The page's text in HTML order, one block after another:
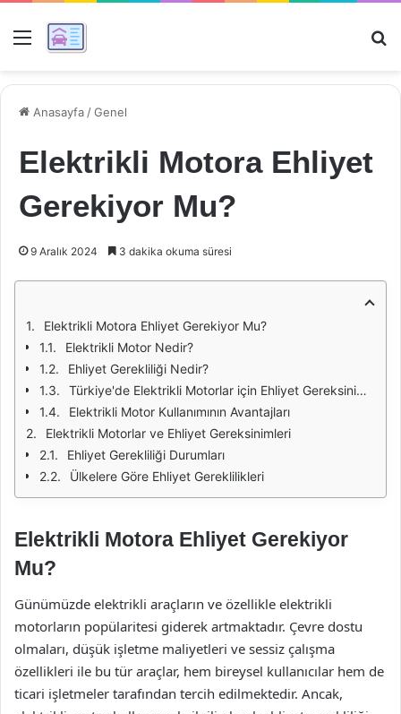
Menü
Anasayfa /Genel
Elektrikli Motora Ehliyet
Gerekiyor Mu?
9 Aralık 2024 3 dakika okuma süresi
Elektrikli Motora Ehliyet Gerekiyor Mu?
Elektrikli Motor Nedir?
Ehliyet Gerekliliği Nedir?
Türkiye'de Elektrikli Motorlar için Ehliyet Gereksinimleri
Elektrikli Motor Kullanımının Avantajları
Elektrikli Motorlar ve Ehliyet Gereksinimleri
Ehliyet Gerekliliği Durumları
Ülkelere Göre Ehliyet Gereklilikleri
Elektrikli Motora Ehliyet Gerekiyor
Mu?
Günümüzde elektrikli araçların ve özellikle elektrikli
motorların popülaritesi giderek artmaktadır. Çevre dostu
olmaları, düşük işletme maliyetleri ve sessiz çalışma
özellikleri ile bu tür araçlar, hem bireysel kullanıcılar hem de
ticari işletmeler tarafından tercih edilmektedir. Ancak,